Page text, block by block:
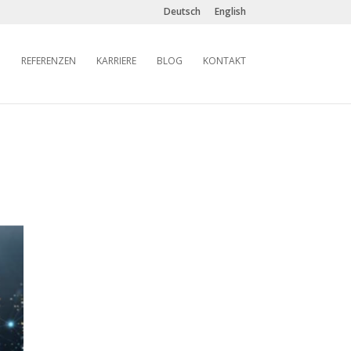
Deutsch English
REFERENZEN KARRIERE BLOG KONTAKT